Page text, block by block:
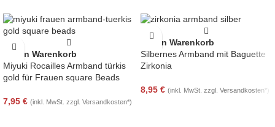
In den Warenkorb
Miyuki Rocailles Armband türkis
gold für Frauen square Beads
7,95 € (inkl. MwSt. zzgl. Versandkosten*)
In den Warenkorb
Silbernes Armband mit Baguette
Zirkonia
8,95 € (inkl. MwSt. zzgl. Versandkosten*)